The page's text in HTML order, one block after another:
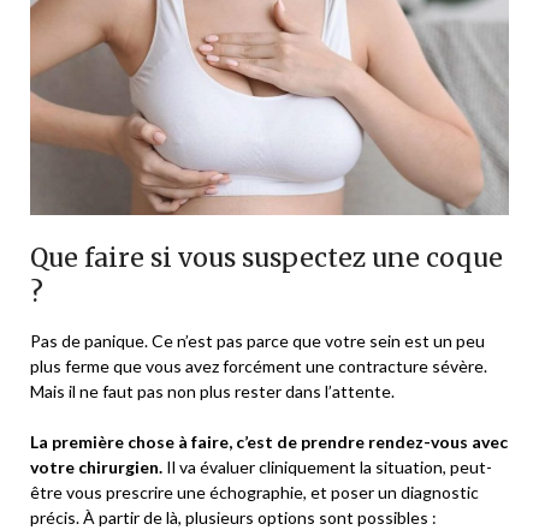
Que faire si vous suspectez une coque
?
Pas de panique. Ce n’est pas parce que votre sein est un peu
plus ferme que vous avez forcément une contracture sévère.
Mais il ne faut pas non plus rester dans l’attente.
La première chose à faire, c’est de prendre rendez-vous avec
votre chirurgien. Il va évaluer cliniquement la situation, peut-
être vous prescrire une échographie, et poser un diagnostic
précis. À partir de là, plusieurs options sont possibles :